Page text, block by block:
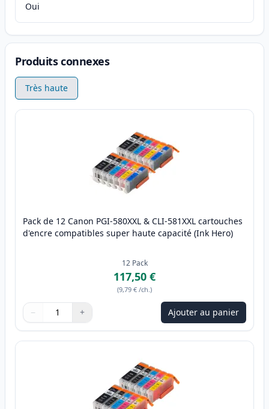
Oui
Produits connexes
Très haute
Pack de 12 Canon PGI-580XXL & CLI-581XXL cartouches
d'encre compatibles super haute capacité (Ink Hero)
12 Pack
117,50 €
(9,79 € /ch.)
Quantité
Utilisez les boutons pour ajuster
− +
Quantité Ajouter au panier